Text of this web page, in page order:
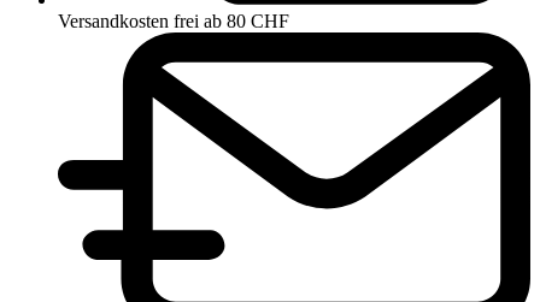
Versandkosten frei ab 80 CHF